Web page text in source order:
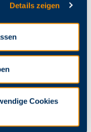
Details zeigen
Cookies